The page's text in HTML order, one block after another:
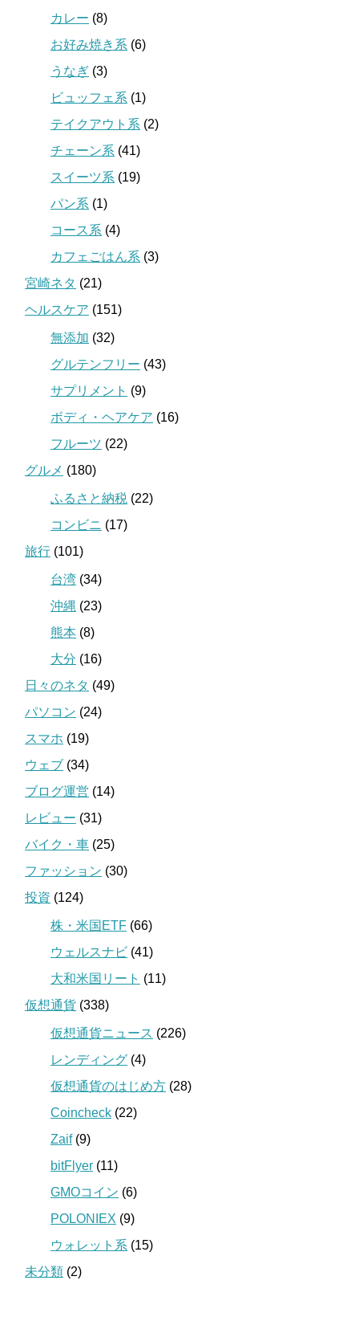
カレー (8)
お好み焼き系 (6)
うなぎ (3)
ビュッフェ系 (1)
テイクアウト系 (2)
チェーン系 (41)
スイーツ系 (19)
パン系 (1)
コース系 (4)
カフェごはん系 (3)
宮崎ネタ (21)
ヘルスケア (151)
無添加 (32)
グルテンフリー (43)
サプリメント (9)
ボディ・ヘアケア (16)
フルーツ (22)
グルメ (180)
ふるさと納税 (22)
コンビニ (17)
旅行 (101)
台湾 (34)
沖縄 (23)
熊本 (8)
大分 (16)
日々のネタ (49)
パソコン (24)
スマホ (19)
ウェブ (34)
ブログ運営 (14)
レビュー (31)
バイク・車 (25)
ファッション (30)
投資 (124)
株・米国ETF (66)
ウェルスナビ (41)
大和米国リート (11)
仮想通貨 (338)
仮想通貨ニュース (226)
レンディング (4)
仮想通貨のはじめ方 (28)
Coincheck (22)
Zaif(9)
bitFlyer (11)
GMOコイン (6)
POLONIEX (9)
ウォレット系 (15)
未分類 (2)